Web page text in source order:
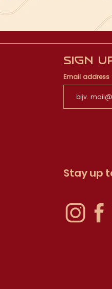
Sign
Email address
Stay up